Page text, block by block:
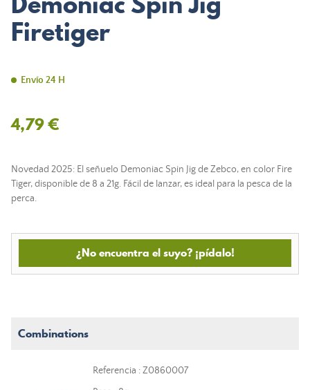
Firetiger
Envío 24 H
4,79 €
Novedad 2025: El señuelo Demoniac Spin Jig de Zebco, en color Fire
Tiger, disponible de 8 a 21g. Fácil de lanzar, es ideal para la pesca de la
perca.
¿No encuentra el suyo? ¡pídalo!
Combinations
Referencia : Z0860007